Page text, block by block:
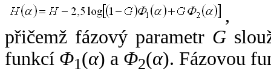
,
přičemž fázový parametr G
funkcí Φ1(α) a Φ2(α). Fázovou